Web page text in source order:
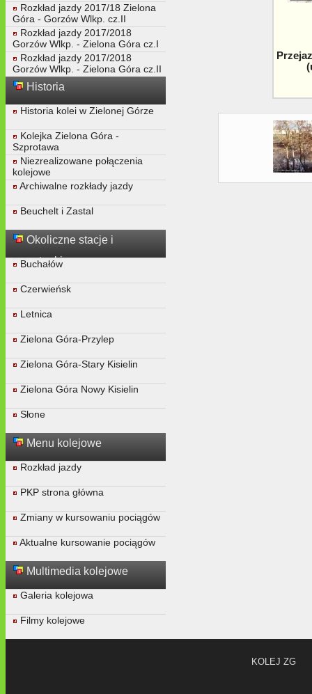
Rozkład jazdy 2017/18 Zielona
Góra - Gorzów Wlkp. cz.II
Rozkład jazdy 2017/2018
Gorzów Wlkp. - Zielona Góra cz.I
Rozkład jazdy 2017/2018
Gorzów Wlkp. - Zielona Góra cz.II
Historia
Historia kolei w Zielonej Górze
Kolejka Zielona Góra -
Szprotawa
Niezrealizowane połączenia
kolejowe
Archiwalne rozkłady jazdy
Beuchelt i Zastal
Okoliczne stacje i
przystanki
Buchałów
Czerwieńsk
Letnica
Zielona Góra-Przylep
Zielona Góra-Stary Kisielin
Zielona Góra Nowy Kisielin
Słone
Menu kolejowe
Rozkład jazdy
PKP strona główna
Zmiany w kursowaniu pociągów
Aktualne kursowanie pociągów
Multimedia kolejowe
Galeria kolejowa
Filmy kolejowe
KOLEJ ZG